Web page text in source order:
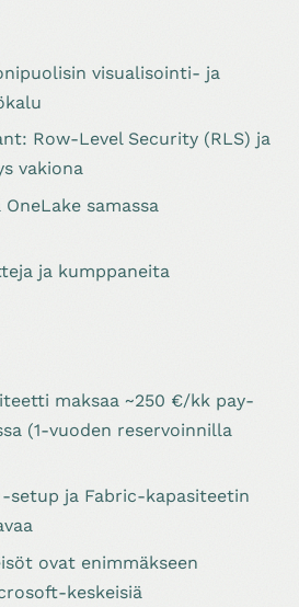
visualisointi- ja
Row-Level Security (RLS) ja
vakiona
samassa
ja kumppaneita
maksaa ~250 €/kk pay-
(1-vuoden reservoinnilla
setup ja Fabric-kapasiteetin
ovat enimmäkseen
keskeisiä